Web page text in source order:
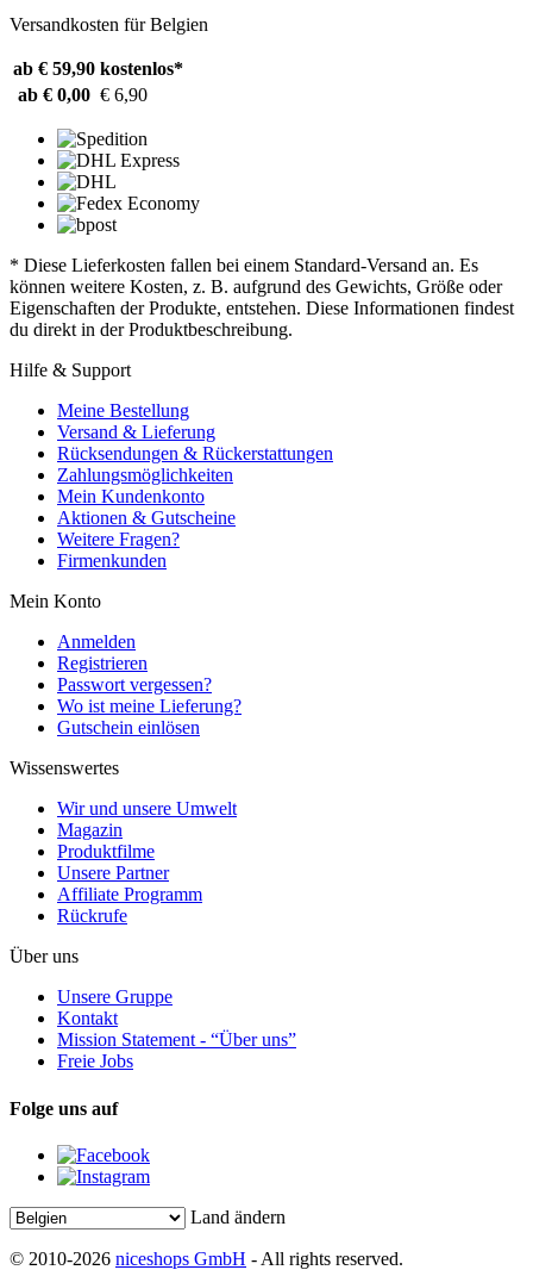
Versandkosten für Belgien
ab € 59,90 kostenlos*
ab € 0,00 € 6,90
* Diese Lieferkosten fallen bei einem Standard-Versand an. Es
können weitere Kosten, z. B. aufgrund des Gewichts, Größe oder
Eigenschaften der Produkte, entstehen. Diese Informationen findest
du direkt in der Produktbeschreibung.
Hilfe & Support
Meine Bestellung
Versand & Lieferung
Rücksendungen & Rückerstattungen
Zahlungsmöglichkeiten
Mein Kundenkonto
Aktionen & Gutscheine
Weitere Fragen?
Firmenkunden
Mein Konto
Anmelden
Registrieren
Passwort vergessen?
Wo ist meine Lieferung?
Gutschein einlösen
Wissenswertes
Wir und unsere Umwelt
Magazin
Produktfilme
Unsere Partner
Affiliate Programm
Rückrufe
Über uns
Unsere Gruppe
Kontakt
Mission Statement - “Über uns”
Freie Jobs
Folge uns auf
Land ändern
© 2010-2026 niceshops GmbH - All rights reserved.